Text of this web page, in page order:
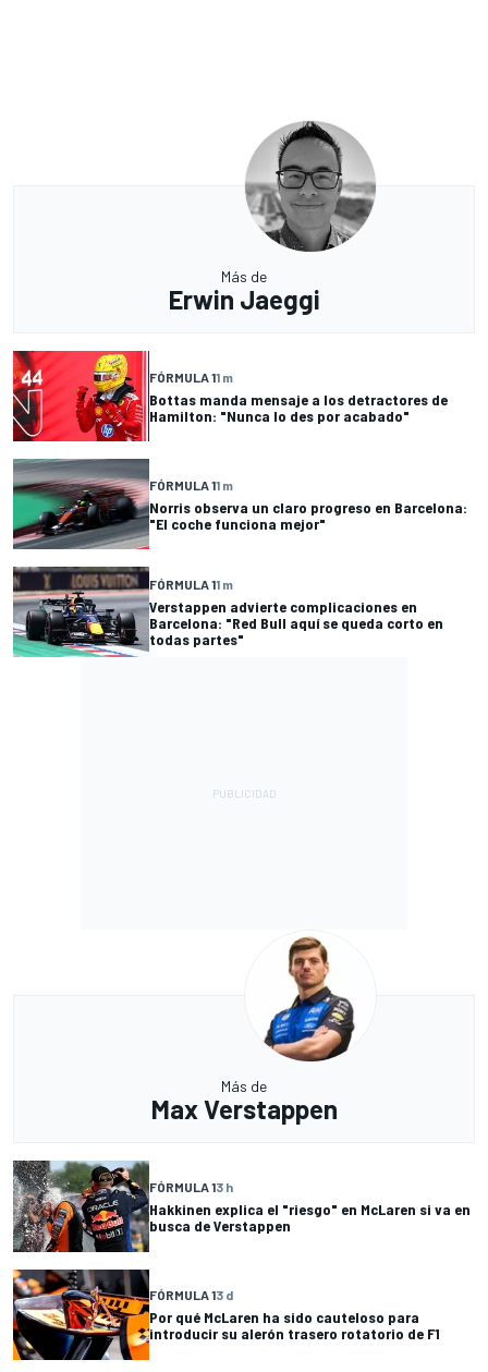
Más de
Erwin Jaeggi
FÓRMULA 11 m
Bottas manda mensaje a los detractores de
Hamilton: "Nunca lo des por acabado"
FÓRMULA 11 m
Norris observa un claro progreso en Barcelona:
"El coche funciona mejor"
FÓRMULA 11 m
Verstappen advierte complicaciones en
Barcelona: "Red Bull aquí se queda corto en
todas partes"
Más de
Max Verstappen
FÓRMULA 13 h
Hakkinen explica el "riesgo" en McLaren si va en
busca de Verstappen
FÓRMULA 13 d
Por qué McLaren ha sido cauteloso para
introducir su alerón trasero rotatorio de F1